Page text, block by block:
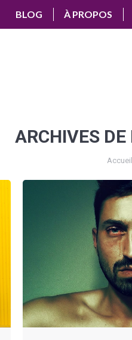
BLOG À PROPOS
ARCHIVES DE
Accueil